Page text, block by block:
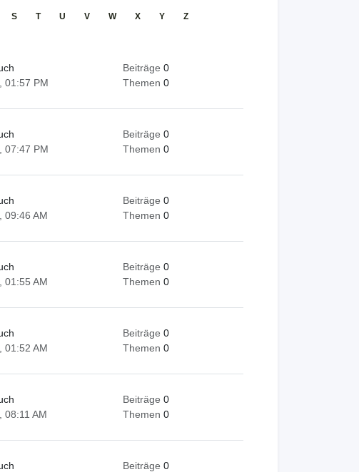
S T U V W X Y Z
01:57 PM
Beiträge 0
Themen 0
07:47 PM
Beiträge 0
Themen 0
09:46 AM
Beiträge 0
Themen 0
01:55 AM
Beiträge 0
Themen 0
01:52 AM
Beiträge 0
Themen 0
08:11 AM
Beiträge 0
Themen 0
Beiträge 0